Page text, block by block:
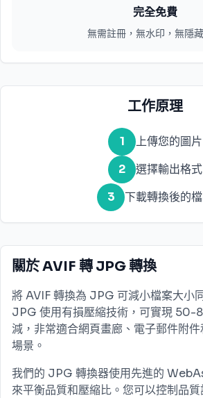
完全免費
無需註冊，無水印，無隱
工作原理
1
上傳您的圖片
2
選擇輸出格式
3
下載轉換後的
關於 AVIF 轉 JPG 轉換
將 AVIF 轉換為 JPG 可減小檔案大小
JPG 使用有損壓縮技術，可實現 50-
減，非常適合網頁畫廊、電子郵件附
場景。
我們的 JPG 轉換器使用先進的
來平衡品質和壓縮比。您可以控制品